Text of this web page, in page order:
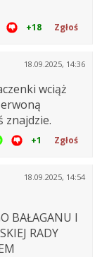
+18 Zgłoś
18.09.2025, 14:36
wciąż
znajdzie.
+1 Zgłoś
18.09.2025, 14:54
BAŁAGANU I
RADY